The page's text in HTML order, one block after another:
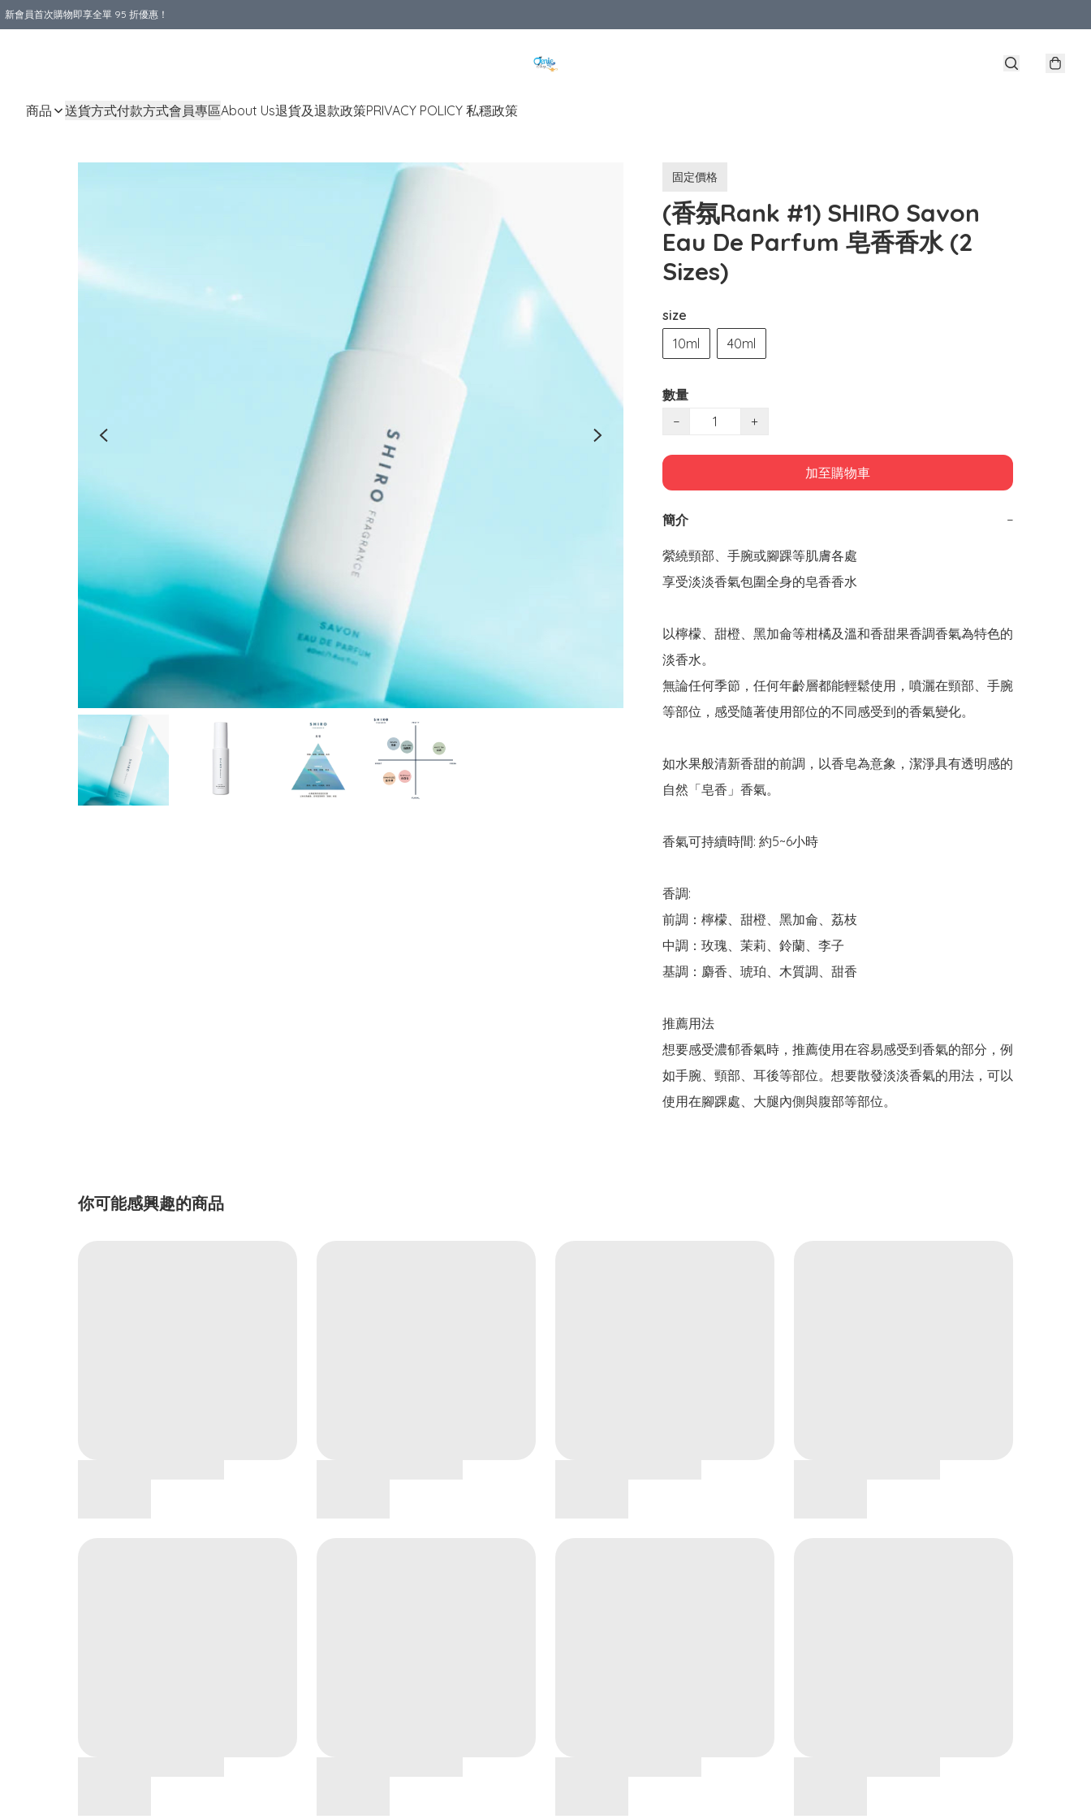
新會員首次購物即享全單 95 折優惠！
商品 送貨方式付款方式會員專區About Us退貨及退款政策PRIVACY POLICY 私穩政策
固定價格
(香氛Rank #1) SHIRO Savon
Eau De Parfum 皂香香水 (2
Sizes)
size
10ml
40ml
數量
−
+
加至購物車
簡介 −
縈繞頸部、手腕或腳踝等肌膚各處
享受淡淡香氣包圍全身的皂香香水
以檸檬、甜橙、黑加侖等柑橘及溫和香甜果香調香氣為特色的
淡香水。
無論任何季節，任何年齡層都能輕鬆使用，噴灑在頸部、手腕
等部位，感受隨著使用部位的不同感受到的香氣變化。
如水果般清新香甜的前調，以香皂為意象，潔淨具有透明感的
自然「皂香」香氣。
香氣可持續時間: 約5~6小時
香調:
前調：檸檬、甜橙、黑加侖、荔枝
中調：玫瑰、茉莉、鈴蘭、李子
基調：麝香、琥珀、木質調、甜香
推薦用法
想要感受濃郁香氣時，推薦使用在容易感受到香氣的部分，例
如手腕、頸部、耳後等部位。想要散發淡淡香氣的用法，可以
使用在腳踝處、大腿內側與腹部等部位。
你可能感興趣的商品